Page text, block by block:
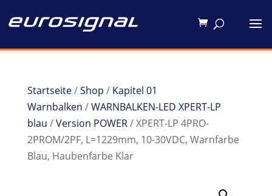
Startseite/Shop / Kapitel 01
Warnbalken /WARNBALKEN-LED XPERT-LP
blau /Version POWER/ XPERT-LP 4PRO-
2PROM/2PF, L=1229mm, 10-30VDC, Warnfarbe
Blau, Haubenfarbe Klar